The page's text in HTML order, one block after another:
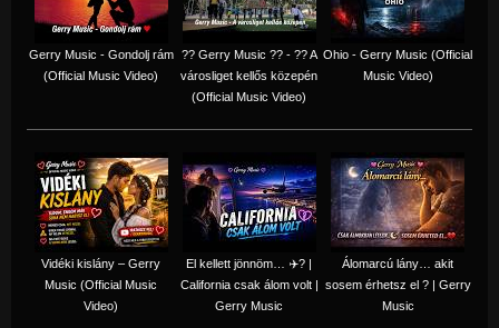
Gerry Music - Gondolj rám
(Official Music Video)
?? Gerry Music ?? - ?? A
városliget kellős közepén
(Official Music Video)
Ohio - Gerry Music (Official
Music Video)
Vidéki kislány – Gerry
Music (Official Music
Video)
El kellett jönnöm… ✈️? |
California csak álom volt |
Gerry Music
Álomarcú lány… akit
sosem érhetsz el ? | Gerry
Music